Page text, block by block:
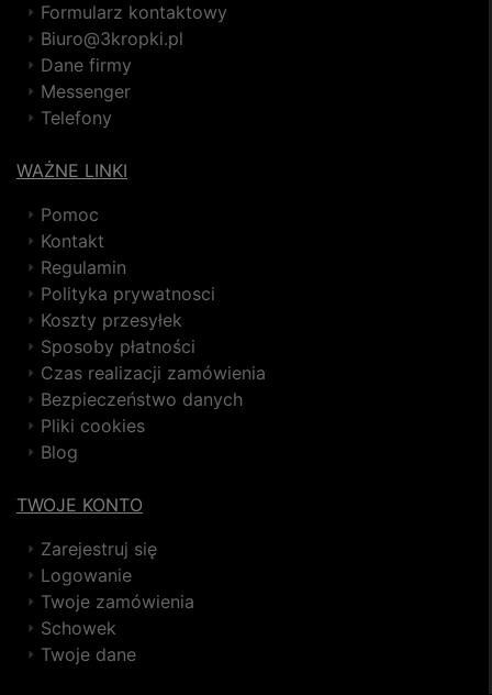
Formularz kontaktowy
Biuro@3kropki.pl
Dane firmy
Messenger
Telefony
WAŻNE LINKI
Pomoc
Kontakt
Regulamin
Polityka prywatnosci
Koszty przesyłek
Sposoby płatności
Czas realizacji zamówienia
Bezpieczeństwo danych
Pliki cookies
Blog
TWOJE KONTO
Zarejestruj się
Logowanie
Twoje zamówienia
Schowek
Twoje dane